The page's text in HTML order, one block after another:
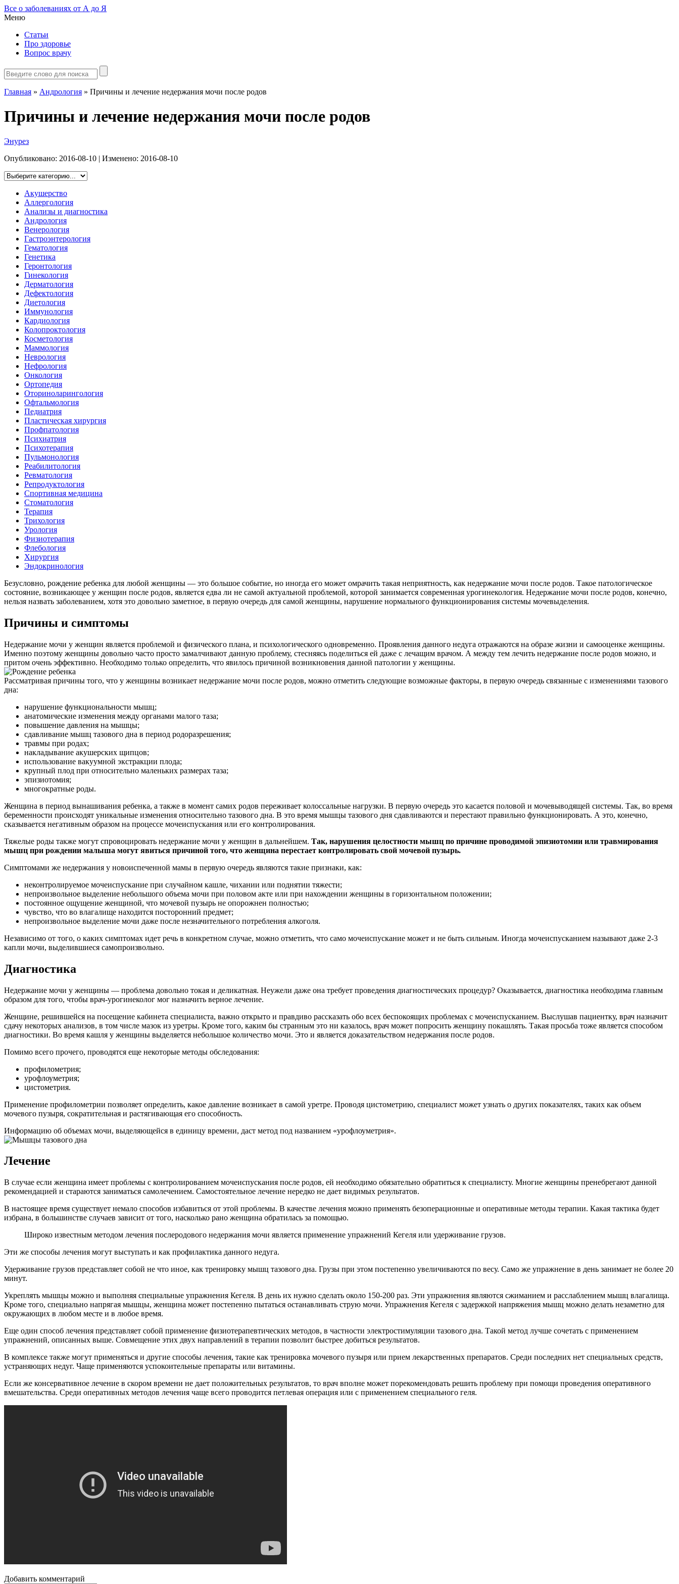
Все о заболеваниях от А до Я
Меню
Статьи
Про здоровье
Вопрос врачу
Главная » Андрология » Причины и лечение недержания мочи после родов
Причины и лечение недержания мочи после родов
Энурез
Опубликовано: 2016-08-10 | Изменено: 2016-08-10
Акушерство
Аллергология
Анализы и диагностика
Андрология
Венерология
Гастроэнтерология
Гематология
Генетика
Геронтология
Гинекология
Дерматология
Дефектология
Диетология
Иммунология
Кардиология
Колопроктология
Косметология
Маммология
Неврология
Нефрология
Онкология
Ортопедия
Оториноларингология
Офтальмология
Педиатрия
Пластическая хирургия
Профпатология
Психиатрия
Психотерапия
Пульмонология
Реабилитология
Ревматология
Репродуктология
Спортивная медицина
Стоматология
Терапия
Трихология
Урология
Физиотерапия
Флебология
Хирургия
Эндокринология
Безусловно, рождение ребенка для любой женщины — это большое событие, но иногда его может омрачить такая неприятность, как недержание мочи после родов. Такое патологическое
состояние, возникающее у женщин после родов, является едва ли не самой актуальной проблемой, которой занимается современная урогинекология. Недержание мочи после родов, конечно,
нельзя назвать заболеванием, хотя это довольно заметное, в первую очередь для самой женщины, нарушение нормального функционирования системы мочевыделения.
Причины и симптомы
Недержание мочи у женщин является проблемой и физического плана, и психологического одновременно. Проявления данного недуга отражаются на образе жизни и самооценке женщины.
Именно поэтому женщины довольно часто просто замалчивают данную проблему, стесняясь поделиться ей даже с лечащим врачом. А между тем лечить недержание после родов можно, и
притом очень эффективно. Необходимо только определить, что явилось причиной возникновения данной патологии у женщины.
Рассматривая причины того, что у женщины возникает недержание мочи после родов, можно отметить следующие возможные факторы, в первую очередь связанные с изменениями тазового
дна:
нарушение функциональности мышц;
анатомические изменения между органами малого таза;
повышение давления на мышцы;
сдавливание мышц тазового дна в период родоразрешения;
травмы при родах;
накладывание акушерских щипцов;
использование вакуумной экстракции плода;
крупный плод при относительно маленьких размерах таза;
эпизиотомия;
многократные роды.
Женщина в период вынашивания ребенка, а также в момент самих родов переживает колоссальные нагрузки. В первую очередь это касается половой и мочевыводящей системы. Так, во время
беременности происходят уникальные изменения относительно тазового дна. В это время мышцы тазового дня сдавливаются и перестают правильно функционировать. А это, конечно,
сказывается негативным образом на процессе мочеиспускания или его контролирования.
Тяжелые роды также могут спровоцировать недержание мочи у женщин в дальнейшем. Так, нарушения целостности мышц по причине проводимой эпизиотомии или травмирования
мышц при рождении малыша могут явиться причиной того, что женщина перестает контролировать свой мочевой пузырь.
Симптомами же недержания у новоиспеченной мамы в первую очередь являются такие признаки, как:
неконтролируемое мочеиспускание при случайном кашле, чихании или поднятии тяжести;
непроизвольное выделение небольшого объема мочи при половом акте или при нахождении женщины в горизонтальном положении;
постоянное ощущение женщиной, что мочевой пузырь не опорожнен полностью;
чувство, что во влагалище находится посторонний предмет;
непроизвольное выделение мочи даже после незначительного потребления алкоголя.
Независимо от того, о каких симптомах идет речь в конкретном случае, можно отметить, что само мочеиспускание может и не быть сильным. Иногда мочеиспусканием называют даже 2-3
капли мочи, выделившиеся самопроизвольно.
Диагностика
Недержание мочи у женщины — проблема довольно токая и деликатная. Неужели даже она требует проведения диагностических процедур? Оказывается, диагностика необходима главным
образом для того, чтобы врач-урогинеколог мог назначить верное лечение.
Женщине, решившейся на посещение кабинета специалиста, важно открыто и правдиво рассказать обо всех беспокоящих проблемах с мочеиспусканием. Выслушав пациентку, врач назначит
сдачу некоторых анализов, в том числе мазок из уретры. Кроме того, каким бы странным это ни казалось, врач может попросить женщину покашлять. Такая просьба тоже является способом
диагностики. Во время кашля у женщины выделяется небольшое количество мочи. Это и является доказательством недержания после родов.
Помимо всего прочего, проводятся еще некоторые методы обследования:
профилометрия;
урофлоуметрия;
цистометрия.
Применение профилометрии позволяет определить, какое давление возникает в самой уретре. Проводя цистометрию, специалист может узнать о других показателях, таких как объем
мочевого пузыря, сократительная и растягивающая его способность.
Информацию об объемах мочи, выделяющейся в единицу времени, даст метод под названием «урофлоуметрия».
Лечение
В случае если женщина имеет проблемы с контролированием мочеиспускания после родов, ей необходимо обязательно обратиться к специалисту. Многие женщины пренебрегают данной
рекомендацией и стараются заниматься самолечением. Самостоятельное лечение нередко не дает видимых результатов.
В настоящее время существует немало способов избавиться от этой проблемы. В качестве лечения можно применять безоперационные и оперативные методы терапии. Какая тактика будет
избрана, в большинстве случаев зависит от того, насколько рано женщина обратилась за помощью.
Широко известным методом лечения послеродового недержания мочи является применение упражнений Кегеля или удерживание грузов.
Эти же способы лечения могут выступать и как профилактика данного недуга.
Удерживание грузов представляет собой не что иное, как тренировку мышц тазового дна. Грузы при этом постепенно увеличиваются по весу. Само же упражнение в день занимает не более 20
минут.
Укреплять мышцы можно и выполняя специальные упражнения Кегеля. В день их нужно сделать около 150-200 раз. Эти упражнения являются сжиманием и расслаблением мышц влагалища.
Кроме того, специально напрягая мышцы, женщина может постепенно пытаться останавливать струю мочи. Упражнения Кегеля с задержкой напряжения мышц можно делать незаметно для
окружающих в любом месте и в любое время.
Еще один способ лечения представляет собой применение физиотерапевтических методов, в частности электростимуляции тазового дна. Такой метод лучше сочетать с применением
упражнений, описанных выше. Совмещение этих двух направлений в терапии позволит быстрее добиться результатов.
В комплексе также могут применяться и другие способы лечения, такие как тренировка мочевого пузыря или прием лекарственных препаратов. Среди последних нет специальных средств,
устраняющих недуг. Чаще применяются успокоительные препараты или витамины.
Если же консервативное лечение в скором времени не дает положительных результатов, то врач вполне может порекомендовать решить проблему при помощи проведения оперативного
вмешательства. Среди оперативных методов лечения чаще всего проводится петлевая операция или с применением специального геля.
Добавить комментарий